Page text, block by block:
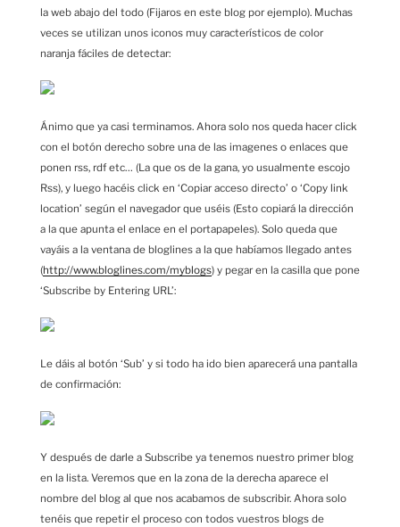
la web abajo del todo (Fijaros en este blog por ejemplo). Muchas
veces se utilizan unos iconos muy característicos de color
naranja fáciles de detectar:
Ánimo que ya casi terminamos. Ahora solo nos queda hacer click
con el botón derecho sobre una de las imagenes o enlaces que
ponen rss, rdf etc… (La que os de la gana, yo usualmente escojo
Rss), y luego hacéis click en ‘Copiar acceso directo’ o ‘Copy link
location’ según el navegador que uséis (Esto copiará la dirección
a la que apunta el enlace en el portapapeles). Solo queda que
vayáis a la ventana de bloglines a la que habíamos llegado antes
(http://www.bloglines.com/myblogs) y pegar en la casilla que pone
‘Subscribe by Entering URL’:
Le dáis al botón ‘Sub’ y si todo ha ido bien aparecerá una pantalla
de confirmación:
Y después de darle a Subscribe ya tenemos nuestro primer blog
en la lista. Veremos que en la zona de la derecha aparece el
nombre del blog al que nos acabamos de subscribir. Ahora solo
tenéis que repetir el proceso con todos vuestros blogs de